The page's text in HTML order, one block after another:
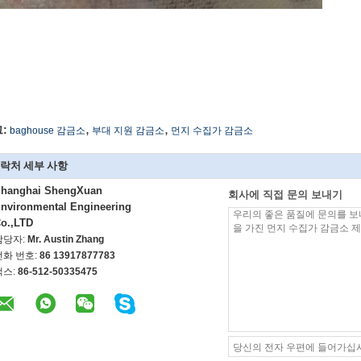
: baghouse 감금소, 부대 지원 감금소, 먼지 수집가 감금소
처 세부 사항
ShengXuan
Engineering
당자: Mr. Austin Zhang
화 번호: 86 13917877783
스: 86-512-50335475
회사에 직접 문의 보내기